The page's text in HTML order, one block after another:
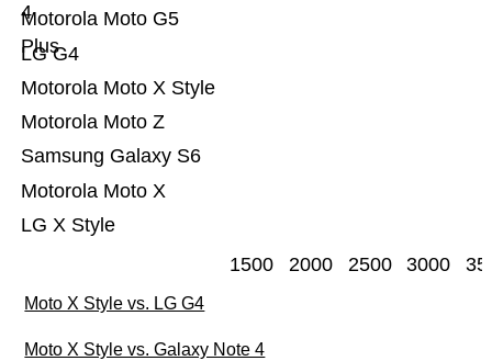
LG X Style
Motorola Moto X
Samsung Galaxy S6
Motorola Moto Z
Motorola Moto X Style
LG G4
Motorola Moto G5
Plus
4
1500 2000 2500 3000
Moto X Style vs. LG G4
Moto X Style vs. Galaxy Note 4